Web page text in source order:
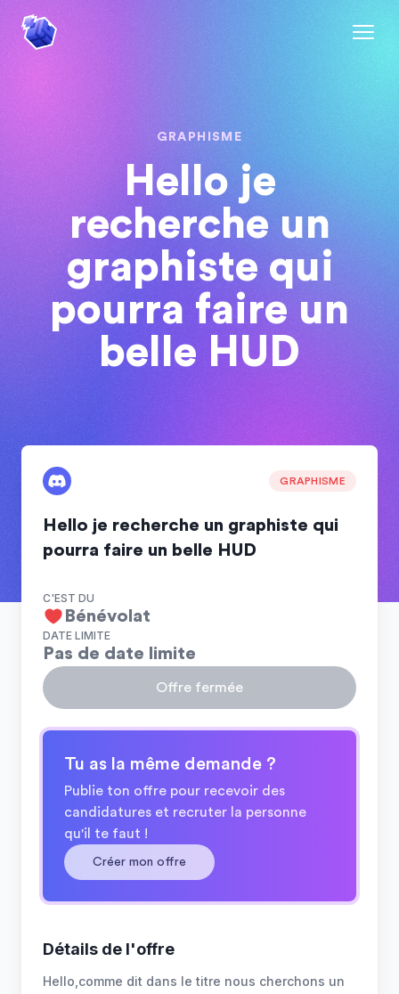
GRAPHISME
Hello je
recherche un
graphiste qui
pourra faire un
belle HUD
GRAPHISME
Hello je recherche un graphiste qui
pourra faire un belle HUD
C'EST DU
Bénévolat
DATE LIMITE
Pas de date limite
Offre fermée
Tu as la même demande ?
Publie ton offre pour recevoir des
candidatures et recruter la personne
qu'il te faut !
Créer mon offre
Détails de l'offre
Hello,comme dit dans le titre nous cherchons un